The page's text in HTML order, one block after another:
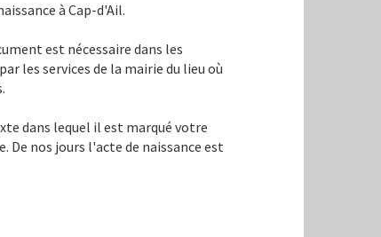
à Cap-d'Ail.
est nécessaire dans les
les services de la mairie du lieu où
dans lequel il est marqué votre
De nos jours l'acte de naissance est